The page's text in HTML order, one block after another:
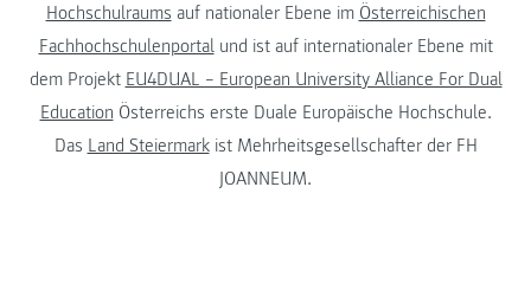
Hochschulraums auf nationaler Ebene im Österreichischen
Fachhochschulenportalund ist auf internationaler Ebene mit
dem Projekt EU4DUAL – European University Alliance For Dual
Education Österreichs erste Duale Europäische Hochschule.
Das Land Steiermarkist Mehrheitsgesellschafter der FH
JOANNEUM.